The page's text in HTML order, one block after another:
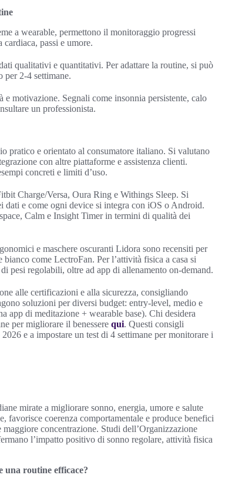
a wearable, permettono il monitoraggio progressi
passi e umore.
qualitativi e quantitativi. Per adattare la routine, si può
per 2-4 settimane.
motivazione. Segnali come insonnia persistente, calo
un professionista.
pratico e orientato al consumatore italiano. Si valutano
con altre piattaforme e assistenza clienti.
concreti e limiti d’uso.
Charge/Versa, Oura Ring e Withings Sleep. Si
dati e come ogni device si integra con iOS o Android.
Calm e Insight Timer in termini di qualità dei
e maschere oscuranti Lidora sono recensiti per
come LectroFan. Per l’attività fisica a casa si
pesi regolabili, oltre ad app di allenamento on-demand.
alle certificazioni e alla sicurezza, consigliando
soluzioni per diversi budget: entry-level, medio e
app di meditazione + wearable base). Chi desidera
per migliorare il benessere qui. Questi consigli
e a impostare un test di 4 settimane per monitorare i
mirate a migliorare sonno, energia, umore e salute
favorisce coerenza comportamentale e produce benefici
concentrazione. Studi dell’Organizzazione
l’impatto positivo di sonno regolare, attività fisica
una routine efficace?